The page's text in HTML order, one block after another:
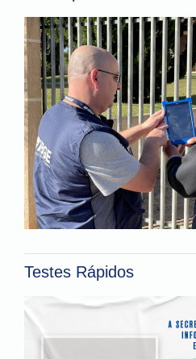
Testes Rápidos